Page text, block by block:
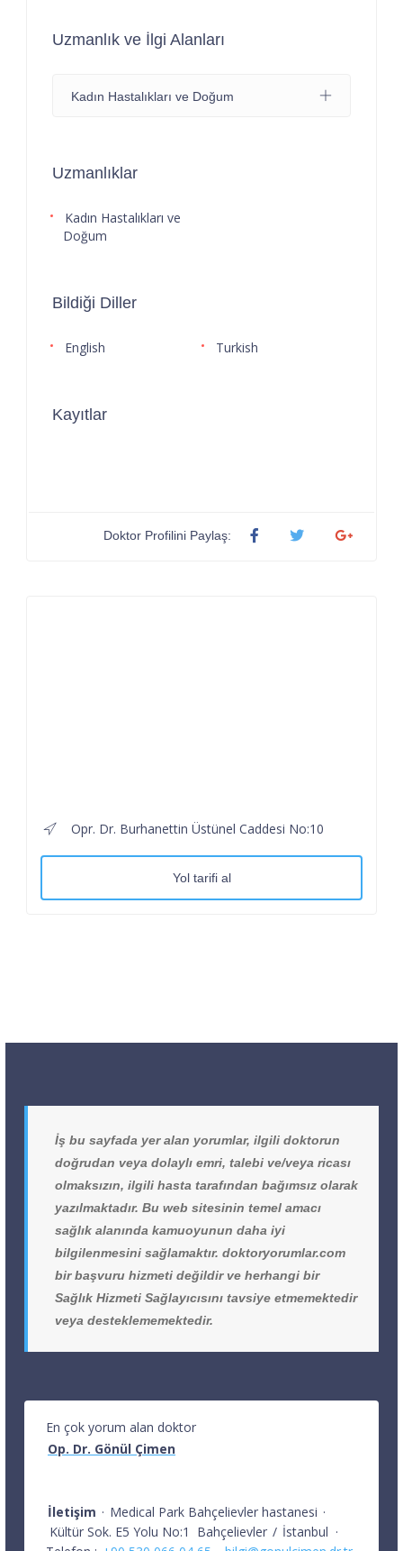
Uzmanlık ve İlgi Alanları
Kadın Hastalıkları ve Doğum
Uzmanlıklar
Kadın Hastalıkları ve
Doğum
Bildiği Diller
English Turkish
Kayıtlar
Doktor Profilini Paylaş:
Opr. Dr. Burhanettin Üstünel Caddesi No:10
Yol tarifi al
İş bu sayfada yer alan yorumlar, ilgili doktorun
doğrudan veya dolaylı emri, talebi ve/veya ricası
olmaksızın, ilgili hasta tarafından bağımsız olarak
yazılmaktadır. Bu web sitesinin temel amacı
sağlık alanında kamuoyunun daha iyi
bilgilenmesini sağlamaktır. doktoryorumlar.com
bir başvuru hizmeti değildir ve herhangi bir
Sağlık Hizmeti Sağlayıcısını tavsiye etmemektedir
veya desteklememektedir.
En çok yorum alan doktor
Op. Dr. Gönül Çimen
İletişim · Medical Park Bahçelievler hastanesi ·
Kültür Sok. E5 Yolu No:1
Bahçelievler / İstanbul ·